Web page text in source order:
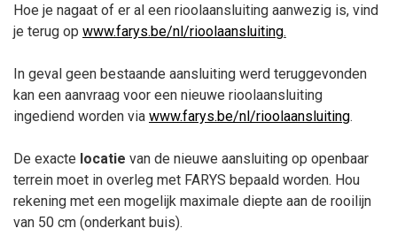
Hoe je nagaat of er al een rioolaansluiting aanwezig is, vind
je terug op www.farys.be/nl/rioolaansluiting.
In geval geen bestaande aansluiting werd teruggevonden
kan een aanvraag voor een nieuwe rioolaansluiting
ingediend worden via www.farys.be/nl/rioolaansluiting.
De exacte locatie van de nieuwe aansluiting op openbaar
terrein moet in overleg met FARYS bepaald worden. Hou
rekening met een mogelijk maximale diepte aan de rooilijn
van 50 cm (onderkant buis).